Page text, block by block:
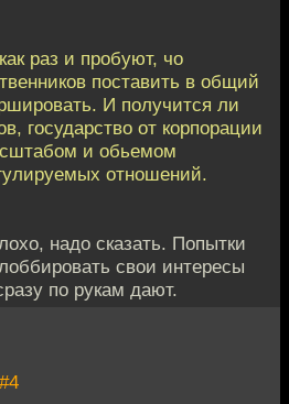
раз и пробуют, чо
поставить в общий
И получится ли
государство от корпорации
и обьемом
отношений.
надо сказать. Попытки
свои интересы
по рукам дают.
#4